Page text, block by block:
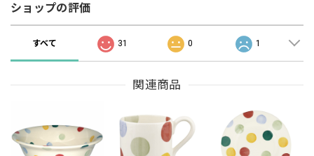
ショップの評価
すべて 31 0 1
関連商品